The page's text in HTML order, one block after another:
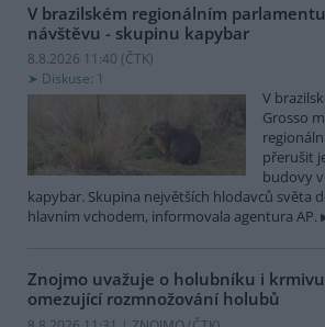
V brazilském regionálním
návštěvu - skupinu kapybar
8.8.2026 11:40 (ČTK)
Diskuse: 1
V
Grosso
přerušit
budovy
kapybar. Skupina největších hlodavců světa
hlavním vchodem, informovala agentura AP.
Znojmo uvažuje o holubníku i
omezující rozmnožování holubů